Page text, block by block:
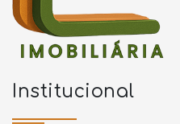
Institucional